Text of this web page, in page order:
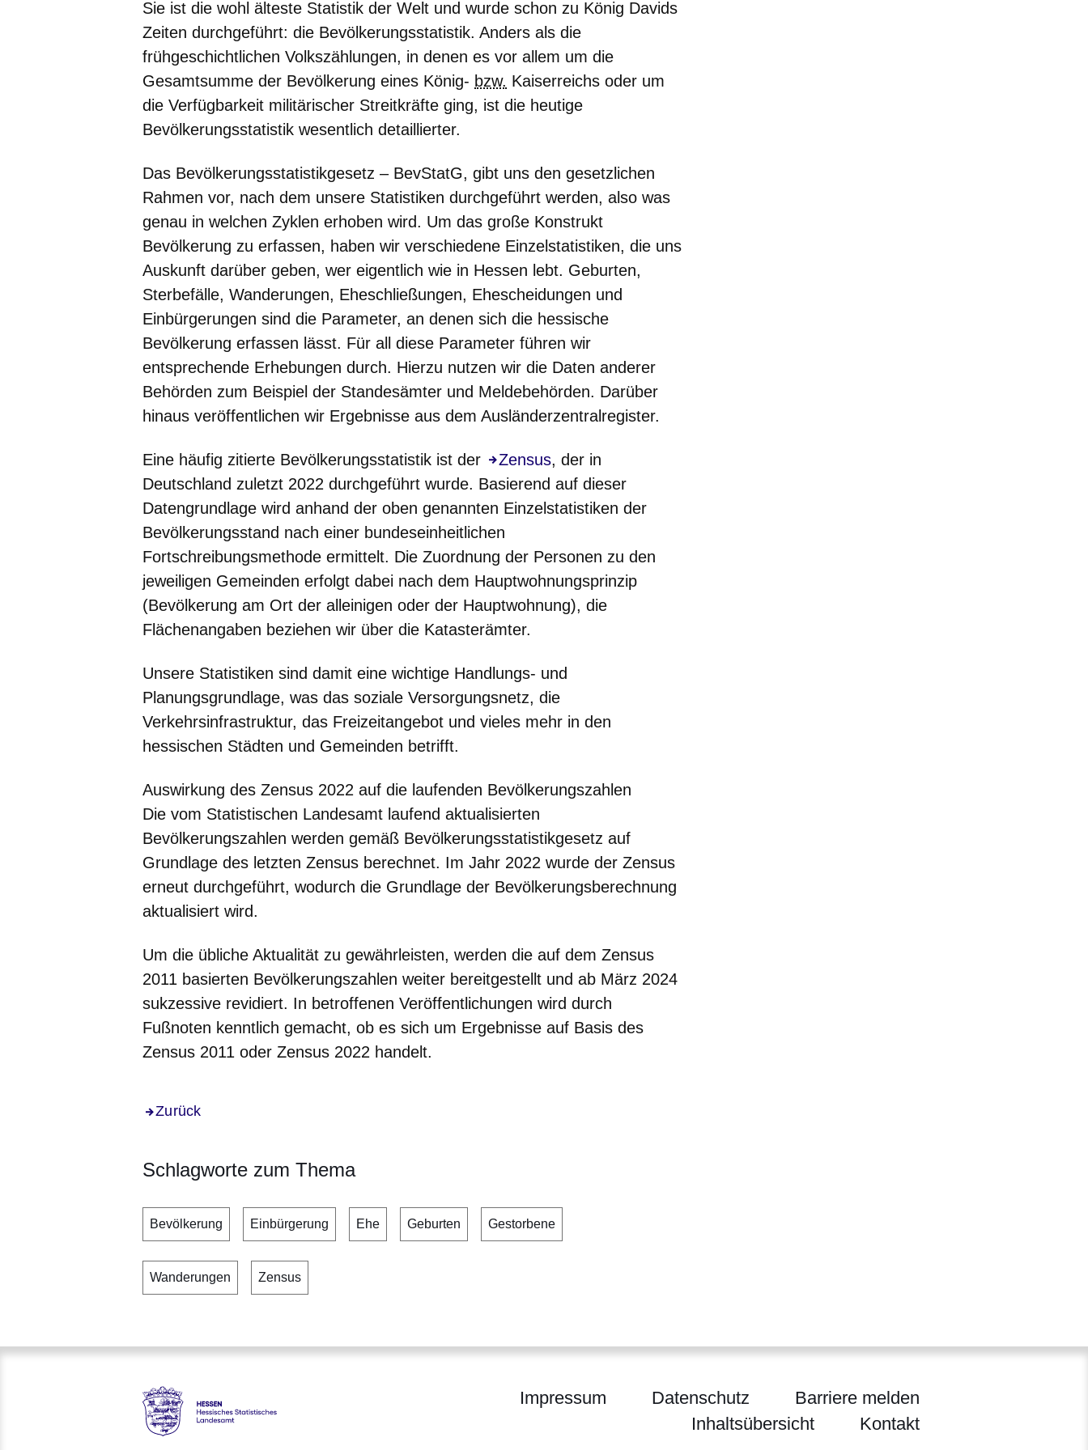
Sie ist die wohl älteste Statistik der Welt und wurde schon zu König Davids
Zeiten durchgeführt: die Bevölkerungsstatistik. Anders als die
frühgeschichtlichen Volkszählungen, in denen es vor allem um die
Gesamtsumme der Bevölkerung eines König- bzw. Kaiserreichs oder um
die Verfügbarkeit militärischer Streitkräfte ging, ist die heutige
Bevölkerungsstatistik wesentlich detaillierter.
Das Bevölkerungsstatistikgesetz – BevStatG, gibt uns den gesetzlichen
Rahmen vor, nach dem unsere Statistiken durchgeführt werden, also was
genau in welchen Zyklen erhoben wird. Um das große Konstrukt
Bevölkerung zu erfassen, haben wir verschiedene Einzelstatistiken, die uns
Auskunft darüber geben, wer eigentlich wie in Hessen lebt. Geburten,
Sterbefälle, Wanderungen, Eheschließungen, Ehescheidungen und
Einbürgerungen sind die Parameter, an denen sich die hessische
Bevölkerung erfassen lässt. Für all diese Parameter führen wir
entsprechende Erhebungen durch. Hierzu nutzen wir die Daten anderer
Behörden zum Beispiel der Standesämter und Meldebehörden. Darüber
hinaus veröffentlichen wir Ergebnisse aus dem Ausländerzentralregister.
Eine häufig zitierte Bevölkerungsstatistik ist der Zensus, der in
Deutschland zuletzt 2022 durchgeführt wurde. Basierend auf dieser
Datengrundlage wird anhand der oben genannten Einzelstatistiken der
Bevölkerungsstand nach einer bundeseinheitlichen
Fortschreibungsmethode ermittelt. Die Zuordnung der Personen zu den
jeweiligen Gemeinden erfolgt dabei nach dem Hauptwohnungsprinzip
(Bevölkerung am Ort der alleinigen oder der Hauptwohnung), die
Flächenangaben beziehen wir über die Katasterämter.
Unsere Statistiken sind damit eine wichtige Handlungs- und
Planungsgrundlage, was das soziale Versorgungsnetz, die
Verkehrsinfrastruktur, das Freizeitangebot und vieles mehr in den
hessischen Städten und Gemeinden betrifft.
Auswirkung des Zensus 2022 auf die laufenden Bevölkerungszahlen
Die vom Statistischen Landesamt laufend aktualisierten
Bevölkerungszahlen werden gemäß Bevölkerungsstatistikgesetz auf
Grundlage des letzten Zensus berechnet. Im Jahr 2022 wurde der Zensus
erneut durchgeführt, wodurch die Grundlage der Bevölkerungsberechnung
aktualisiert wird.
Um die übliche Aktualität zu gewährleisten, werden die auf dem Zensus
2011 basierten Bevölkerungszahlen weiter bereitgestellt und ab März 2024
sukzessive revidiert. In betroffenen Veröffentlichungen wird durch
Fußnoten kenntlich gemacht, ob es sich um Ergebnisse auf Basis des
Zensus 2011 oder Zensus 2022 handelt.
Zurück
Schlagworte zum Thema
Bevölkerung Einbürgerung Ehe Geburten Gestorbene
Wanderungen Zensus
Hessen - Hessisches Statistisches Landesamt
Impressum Datenschutz
Barriere melden
Inhaltsübersicht
Kontakt